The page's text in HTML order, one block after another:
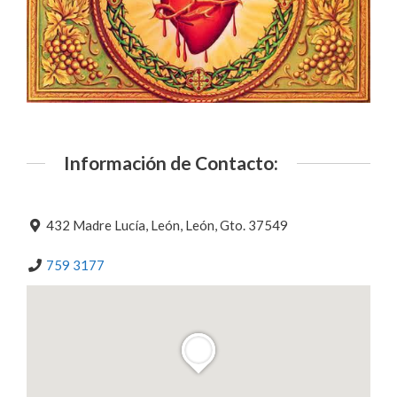
Información de Contacto:
432 Madre Lucía, León, León, Gto. 37549
759 3177